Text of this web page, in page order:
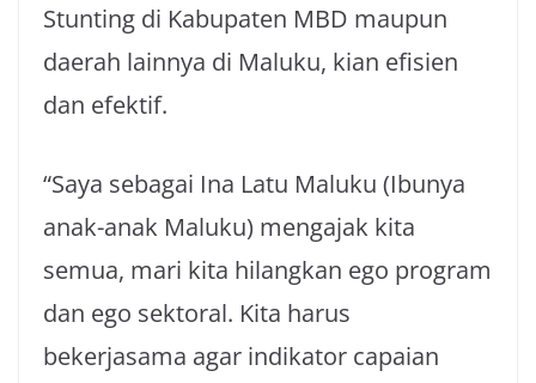
Stunting di Kabupaten MBD maupun
daerah lainnya di Maluku, kian efisien
dan efektif.
“Saya sebagai Ina Latu Maluku (Ibunya
anak-anak Maluku) mengajak kita
semua, mari kita hilangkan ego program
dan ego sektoral. Kita harus
bekerjasama agar indikator capaian